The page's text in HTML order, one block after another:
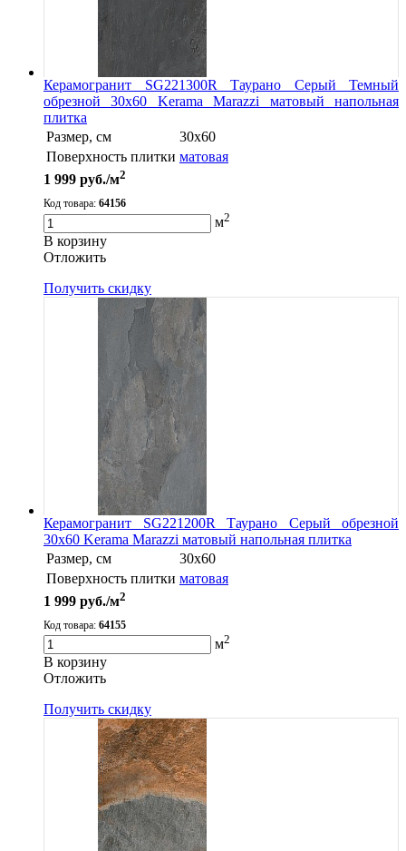
Керамогранит SG221300R Таурано Серый Темный
обрезной 30х60 Kerama Marazzi матовый напольная
плитка
Размер, см
30х60
Поверхность плитки матовая
1 999 руб./м2
Код товара: 64156
м2
В корзину
Oтложить
Получить скидку
Керамогранит SG221200R Таурано Серый обрезной
30х60 Kerama Marazzi матовый напольная плитка
Размер, см
30х60
Поверхность плитки матовая
1 999 руб./м2
Код товара: 64155
м2
В корзину
Oтложить
Получить скидку